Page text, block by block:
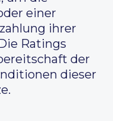
einer
ihrer
Ratings
der
dieser